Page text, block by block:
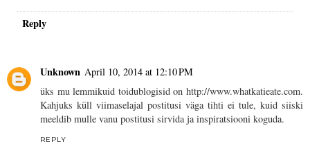
Reply
Unknown April 10, 2014 at 12:10 PM
üks mu lemmikuid toidublogisid on http://www.whatkatieate.com.
Kahjuks küll viimaselajal postitusi väga tihti ei tule, kuid siiski
meeldib mulle vanu postitusi sirvida ja inspiratsiooni koguda.
REPLY